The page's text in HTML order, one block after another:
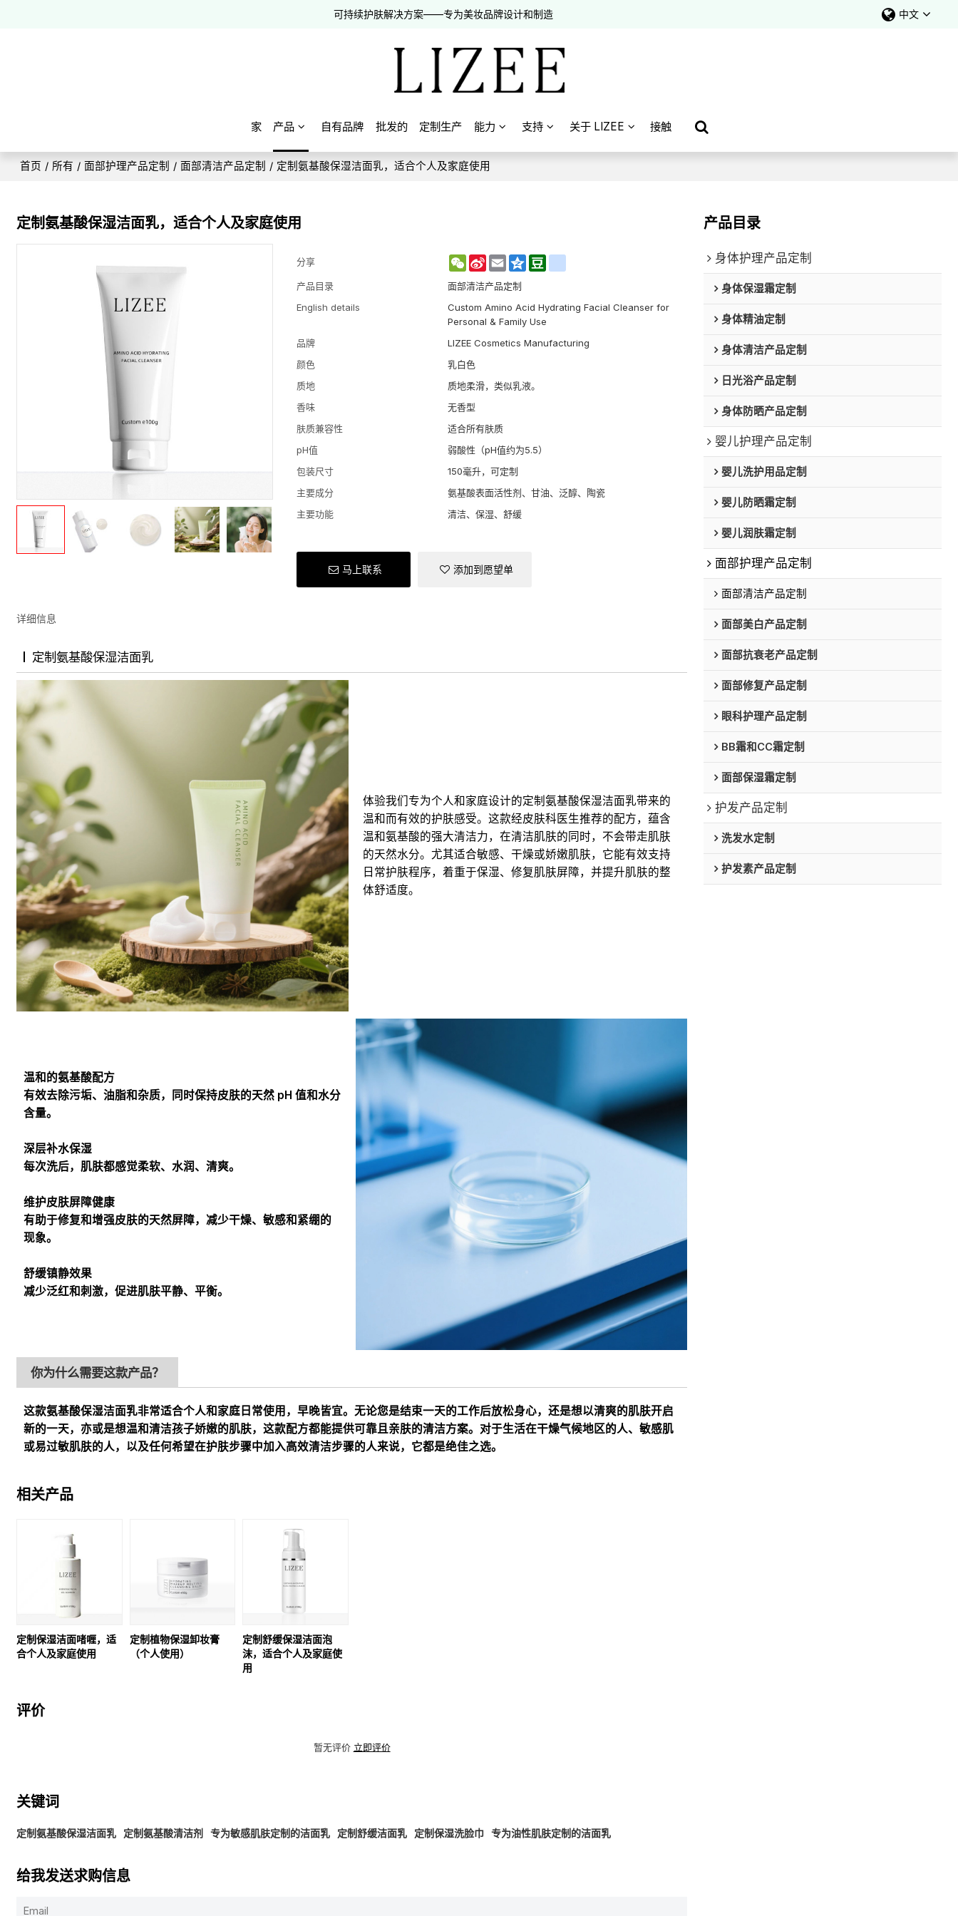
可持续护肤解决方案——专为美妆品牌设计和制造 中文
家 产品 自有品牌 批发的 定制生产 能力 支持 关于 LIZEE 接触
首页 / 所有 / 面部护理产品定制 / 面部清洁产品定制 / 定制氨基酸保湿洁面乳，适合个人及家庭使用
定制氨基酸保湿洁面乳，适合个人及家庭使用
分享 WeChat
Sina
Weibo
Email Qzone
产品目录
面部清洁产品定制
English details
Custom Amino Acid Hydrating Facial Cleanser for
Personal & Family Use
品牌
LIZEE Cosmetics Manufacturing
颜色
乳白色
质地
质地柔滑，类似乳液。
香味
无香型
肤质兼容性
适合所有肤质
pH值
弱酸性（pH值约为5.5）
包装尺寸
150毫升，可定制
主要成分
氨基酸表面活性剂、甘油、泛醇、陶瓷
主要功能
清洁、保湿、舒缓
马上联系 添加到愿望单
详细信息
定制氨基酸保湿洁面乳
体验我们专为个人和家庭设计的定制氨基酸保湿洁面乳带来的
温和而有效的护肤感受。这款经皮肤科医生推荐的配方，蕴含
温和氨基酸的强大清洁力，在清洁肌肤的同时，不会带走肌肤
的天然水分。尤其适合敏感、干燥或娇嫩肌肤，它能有效支持
日常护肤程序，着重于保湿、修复肌肤屏障，并提升肌肤的整
体舒适度。
温和的氨基酸配方
有效去除污垢、油脂和杂质，同时保持皮肤的天然 pH 值和水分
含量。
深层补水保湿
每次洗后，肌肤都感觉柔软、水润、清爽。
维护皮肤屏障健康
有助于修复和增强皮肤的天然屏障，减少干燥、敏感和紧绷的
现象。
舒缓镇静效果
减少泛红和刺激，促进肌肤平静、平衡。
你为什么需要这款产品？
这款氨基酸保湿洁面乳非常适合个人和家庭日常使用，早晚皆宜。无论您是结束一天的工作后放松身心，还是想以清爽的肌肤开启
新的一天，亦或是想温和清洁孩子娇嫩的肌肤，这款配方都能提供可靠且亲肤的清洁方案。对于生活在干燥气候地区的人、敏感肌
或易过敏肌肤的人，以及任何希望在护肤步骤中加入高效清洁步骤的人来说，它都是绝佳之选。
相关产品
定制保湿洁面啫喱，适
合个人及家庭使用
定制植物保湿卸妆膏
（个人使用）
定制舒缓保湿洁面泡
沫，适合个人及家庭使
用
评价
暂无评价 立即评价
关键词
定制氨基酸保湿洁面乳 定制氨基酸清洁剂 专为敏感肌肤定制的洁面乳 定制舒缓洁面乳 定制保湿洗脸巾 专为油性肌肤定制的洁面乳
给我发送求购信息
产品目录
身体护理产品定制
身体保湿霜定制
身体精油定制
身体清洁产品定制
日光浴产品定制
身体防晒产品定制
婴儿护理产品定制
婴儿洗护用品定制
婴儿防晒霜定制
婴儿润肤霜定制
面部护理产品定制
面部清洁产品定制
面部美白产品定制
面部抗衰老产品定制
面部修复产品定制
眼科护理产品定制
BB霜和CC霜定制
面部保湿霜定制
护发产品定制
洗发水定制
护发素产品定制